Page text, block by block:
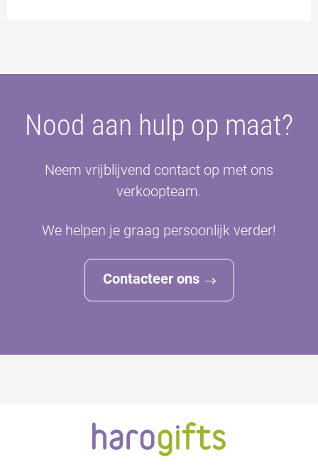
Nood aan hulp op maat?
Neem vrijblijvend contact op met ons
verkoopteam.
We helpen je graag persoonlijk verder!
Contacteer ons